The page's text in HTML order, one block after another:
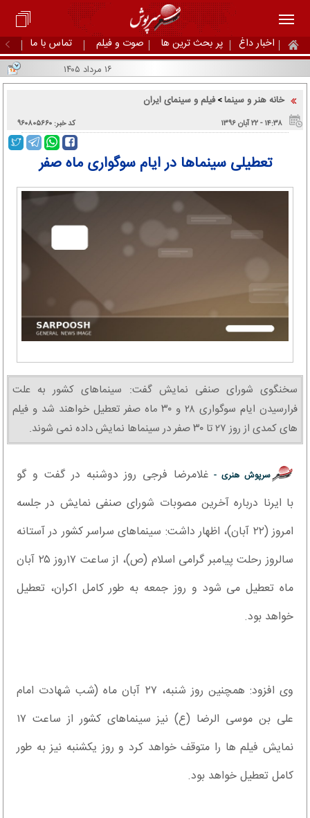
اخبار داغ پر بحث ترین ها صوت و فیلم تماس با ما
خانه هنر و سینما>فیلم و سینمای ایران
۱۴:۳۸ - ۲۲ آبان ۱۳۹۶ کد خبر: ۹۶۰۸۰۵۶۶۰
تعطیلی سینماها در ایام سوگواری ماه صفر
سخنگوی شورای صنفی نمایش گفت: سینماهای کشور به علت
فرارسیدن ایام سوگواری ۲۸ و ۳۰ ماه صفر تعطیل خواهند شد و فیلم
های کمدی از روز ۲۷ تا ۳۰ صفر در سینماها نمایش داده نمی شوند.
سرپوش هنری - غلامرضا فرجی روز دوشنبه در گفت و گو
با ایرنا درباره آخرین مصوبات شورای صنفی نمایش در جلسه
امروز (۲۲ آبان)، اظهار داشت: سینماهای سراسر کشور در آستانه
سالروز رحلت پیامبر گرامی اسلام (ص)، از ساعت ۱۷روز ۲۵ آبان
ماه تعطیل می شود و روز جمعه به طور کامل اکران، تعطیل
خواهد بود.
وی افزود: همچنین روز شنبه، ۲۷ آبان ماه (شب شهادت امام
علی بن موسی الرضا (ع) نیز سینماهای کشور از ساعت ۱۷
نمایش فیلم ها را متوقف خواهد کرد و روز یکشنبه نیز به طور
کامل تعطیل خواهد بود.